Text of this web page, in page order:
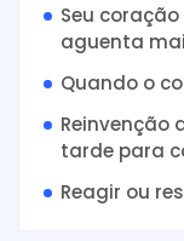
Seu
aguenta
Quando o
Reinvenção
tarde para
Reagir ou